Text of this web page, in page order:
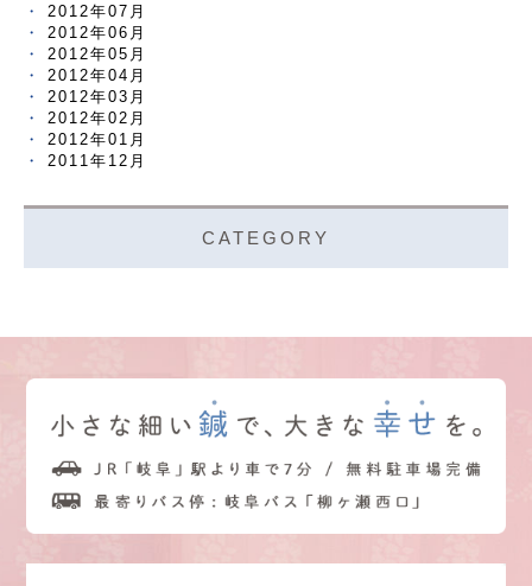
2012年07月
2012年06月
2012年05月
2012年04月
2012年03月
2012年02月
2012年01月
2011年12月
CATEGORY